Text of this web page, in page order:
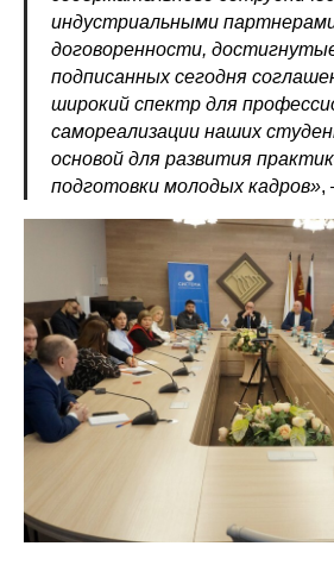
индустриальными
договоренности,
подписанных сегодня
широкий спектр для
самореализации наших
основой для развития
подготовки молодых кадров»,